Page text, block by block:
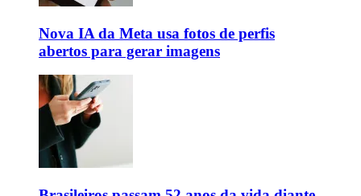
Nova IA da Meta usa fotos de perfis
abertos para gerar imagens